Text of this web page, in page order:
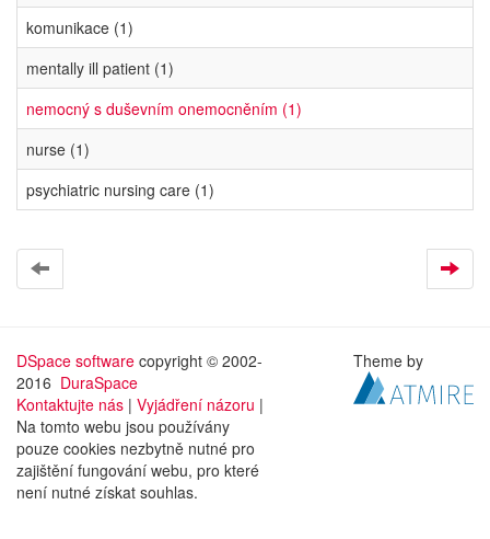
komunikace (1)
mentally ill patient (1)
nemocný s duševním onemocněním (1)
nurse (1)
psychiatric nursing care (1)
DSpace software copyright © 2002-
2016 DuraSpace
Kontaktujte nás | Vyjádření názoru |
Na tomto webu jsou používány
pouze cookies nezbytně nutné pro
zajištění fungování webu, pro které
není nutné získat souhlas.
Theme by